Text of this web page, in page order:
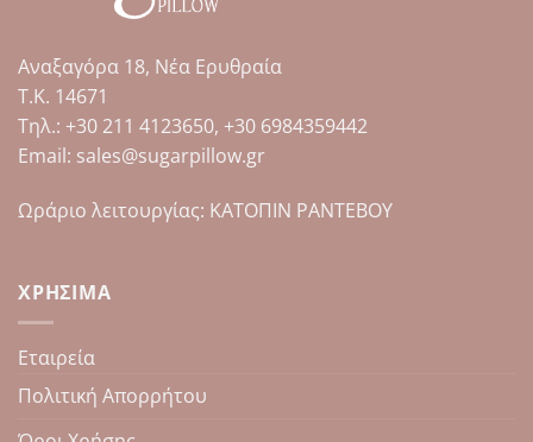
Αναξαγόρα 18, Νέα Ερυθραία
Τ.Κ. 14671
Tηλ.: +30 211 4123650, +30 6984359442
Email: sales@sugarpillow.gr
Ωράριο λειτουργίας: ΚΑΤΟΠΙΝ ΡΑΝΤΕΒΟΥ
ΧΡΉΣΙΜΑ
Εταιρεία
Πολιτική Απορρήτου